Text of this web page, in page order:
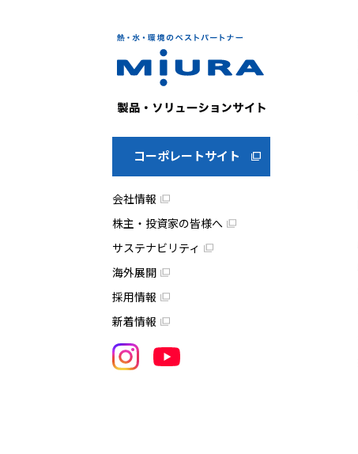
コーポレートサイト
会社情報
株主・投資家の皆様へ
サステナビリティ
海外展開
採用情報
新着情報